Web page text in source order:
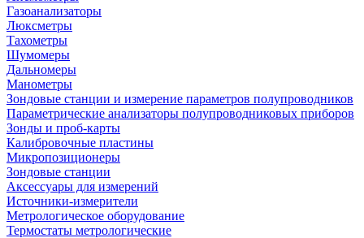
Газоанализаторы
Люксметры
Тахометры
Шумомеры
Дальномеры
Манометры
Зондовые станции и измерение параметров полупроводников
Параметрические анализаторы полупроводниковых приборов
Зонды и проб-карты
Калибровочные пластины
Микропозиционеры
Зондовые станции
Аксессуары для измерений
Источники-измерители
Метрологическое оборудование
Термостаты метрологические